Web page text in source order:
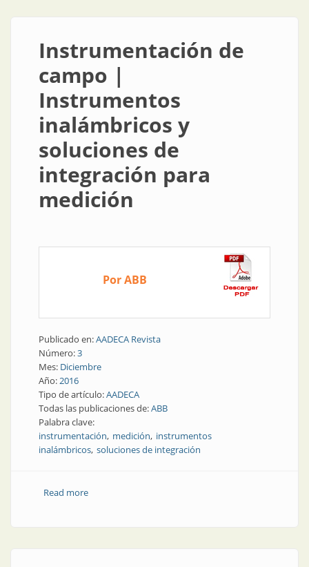
Instrumentación de
campo |
Instrumentos
inalámbricos y
soluciones de
integración para
medición
Por ABB
Publicado en:AADECA Revista
Número:3
Mes: Diciembre
Año:2016
Tipo de artículo:AADECA
Todas las publicaciones de:ABB
Palabra clave:
instrumentación medición instrumentos
inalámbricos soluciones de integración
Read moreabout Instrumentación de campo | Instrumentos